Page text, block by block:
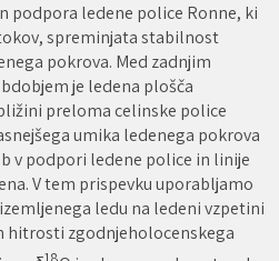
podpora ledene police Ronne, ki
spreminjata stabilnost
pokrova. Med zadnjim
je ledena plošča
preloma celinske police
umika ledenega pokrova
v podpori ledene police in linije
V tem prispevku uporabljamo
ledu na ledeni vzpetini
hitrosti zgodnjeholocenskega